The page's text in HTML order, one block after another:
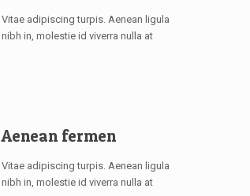
Vitae adipiscing turpis. Aenean ligula
nibh in, molestie id viverra nulla at
Aenean fermen
Vitae adipiscing turpis. Aenean ligula
nibh in, molestie id viverra nulla at